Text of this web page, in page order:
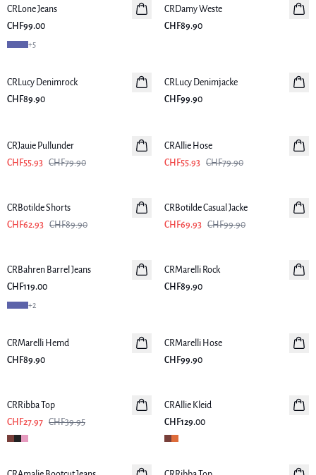
Neuheiten
CRLone Jeans
CHF99.00
+5
Neuheiten
CRDamy Weste
CHF89.90
Neuheiten
CRLucy Denimrock
CHF89.90
Neuheiten
CRLucy Denimjacke
CHF99.90
CRJauie Pullunder
CHF55.93 CHF79.90
CRAllie Hose
CHF55.93 CHF79.90
CRBotilde Shorts
CHF62.93 CHF89.90
CRBotilde Casual Jacke
CHF69.93 CHF99.90
Neuheiten
CRBahren Barrel Jeans
CHF119.00
+2
Neuheiten
CRMarelli Rock
CHF89.90
Neuheiten
CRMarelli Hemd
CHF89.90
Neuheiten
CRMarelli Hose
CHF99.90
CRRibba Top
CHF27.97 CHF39.95
Neuheiten
CRAllie Kleid
CHF129.00
-30%